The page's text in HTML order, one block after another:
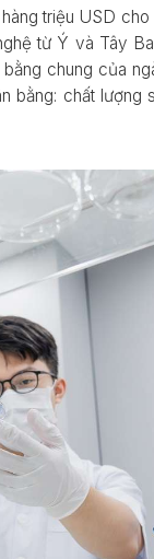
triệu USD
từ Ý và Tây
chung của
bằng: chất lượng